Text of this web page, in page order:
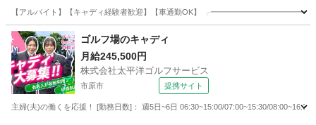
【アルバイト】【キャディ経験者歓迎】【車通勤OK】
千葉 市原市 馬立駅 その他
ゴルフ場のキャディ
月給245,500円
株式会社太平洋ゴルフサービス
市原市 提携サイト
主婦(夫)の働くを応援！ [勤務日数]： 週5日~6日 06:30~15:00/07:00~15:30/